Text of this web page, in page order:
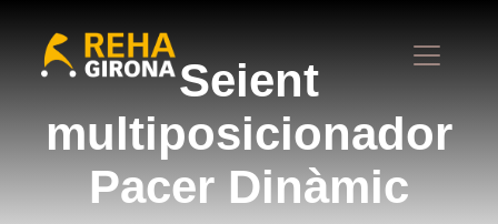
Seient
multiposicionador
Pacer Dinàmic